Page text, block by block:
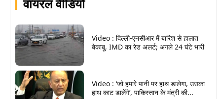
वायरल वीडियो
Video : दिल्ली-एनसीआर में बारिश से हालात
बेकाबू, IMD का रेड अलर्ट; अगले 24 घंटे भारी
Video : ‘जो हमारे पानी पर हाथ डालेगा, उसका
हाथ काट डालेंगे’, पाकिस्तान के मंत्री की...